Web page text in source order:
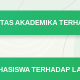
AKADEMIKA
TERHADAP